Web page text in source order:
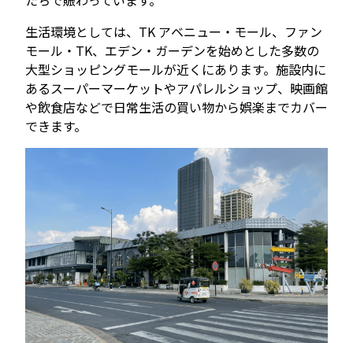
生活環境としては、TK アベニュー・モール、ファン
モール・TK、エデン・ガーデンを始めとした多数の
大型ショッピングモールが近くにあります。施設内に
あるスーパーマーケットやアパレルショップ、映画館
や飲食店などで日常生活の買い物から娯楽までカバー
できます。